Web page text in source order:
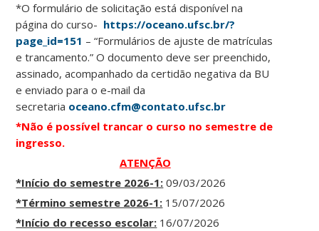
*O formulário de solicitação está disponível na
página do curso- https://oceano.ufsc.br/?
page_id=151 – “Formulários de ajuste de matrículas
e trancamento.” O documento deve ser preenchido,
assinado, acompanhado da certidão negativa da BU
e enviado para o e-mail da
secretaria oceano.cfm@contato.ufsc.br
*Não é possível trancar o curso no semestre de
ingresso.
ATENÇÃO
*Início do semestre 2026-1: 09/03/2026
*Término semestre 2026-1: 15/07/2026
*Início do recesso escolar: 16/07/2026